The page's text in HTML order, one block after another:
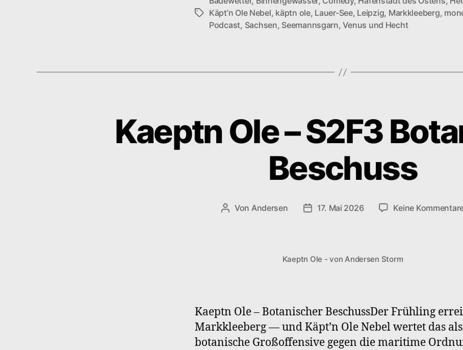
Schlagwörter
Käpt’n Ole Nebel, käptn ole, Lauer-See, Leipzig, Markkleeberg,
Podcast, Sachsen, Seemannsgarn,Venus und Hecht
Kaeptn Ole – S2F3
Beschuss
Beitragsautor
Von Andersen Veröffentlichungsdatum
17. Mai 2026 Keine
Kaeptn Ole - von Andersen Storm
Kaeptn Ole – Botanischer BeschussDer Frühling
Markkleeberg — und Käpt’n Ole Nebel wertet das als
botanische Großoffensive gegen die maritime